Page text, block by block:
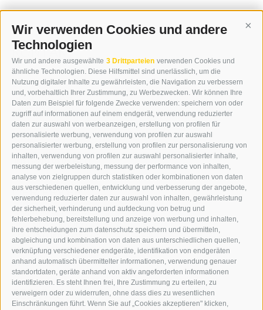
Wir verwenden Cookies und andere
Technologien
Wir und andere ausgewählte 3 Drittparteien verwenden Cookies und
ähnliche Technologien. Diese Hilfsmittel sind unerlässlich, um die
Nutzung digitaler Inhalte zu gewährleisten, die Navigation zu verbessern
und, vorbehaltlich Ihrer Zustimmung, zu Werbezwecken. Wir können Ihre
Daten zum Beispiel für folgende Zwecke verwenden: speichern von oder
zugriff auf informationen auf einem endgerät, verwendung reduzierter
daten zur auswahl von werbeanzeigen, erstellung von profilen für
personalisierte werbung, verwendung von profilen zur auswahl
personalisierter werbung, erstellung von profilen zur personalisierung von
inhalten, verwendung von profilen zur auswahl personalisierter inhalte,
messung der werbeleistung, messung der performance von inhalten,
analyse von zielgruppen durch statistiken oder kombinationen von daten
aus verschiedenen quellen, entwicklung und verbesserung der angebote,
verwendung reduzierter daten zur auswahl von inhalten, gewährleistung
der sicherheit, verhinderung und aufdeckung von betrug und
fehlerbehebung, bereitstellung und anzeige von werbung und inhalten,
ihre entscheidungen zum datenschutz speichern und übermitteln,
abgleichung und kombination von daten aus unterschiedlichen quellen,
verknüpfung verschiedener endgeräte, identifikation von endgeräten
anhand automatisch übermittelter informationen, verwendung genauer
standortdaten, geräte anhand von aktiv angeforderten informationen
identifizieren. Es steht Ihnen frei, Ihre Zustimmung zu erteilen, zu
verweigern oder zu widerrufen, ohne dass dies zu wesentlichen
Einschränkungen führt. Wenn Sie auf „Cookies akzeptieren" klicken,
KONTAKT
WIPP-MEDIA GMBH
DER ERKER
NEUSTADT 20A
I-39049 STERZING
TEL.: +39 0472 766876
GRAFIK@DERERKER.IT
INFO@DERERKER.IT
BARBARA.FONTANA@DERERKER.IT
DER ERKER
WERBEN IM ERKER
ONLINE-WERBUNG
SEPA-DAUERAUFTRAG
REGELN LESERKOMMENTARE
ONLINE VOTING
SERVICE